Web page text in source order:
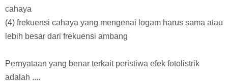
cahaya
(4) frekuensi cahaya yang mengenai logam harus sama atau
lebih besar dari frekuensi ambang
Pernyataan yang benar terkait peristiwa efek fotolistrik
adalah ....